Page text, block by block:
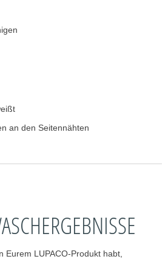
an den Seitennähten
Eurem LUPACO-Produkt habt,